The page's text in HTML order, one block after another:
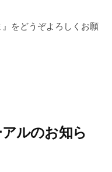
をどうぞよろしくお願
ルのお知ら